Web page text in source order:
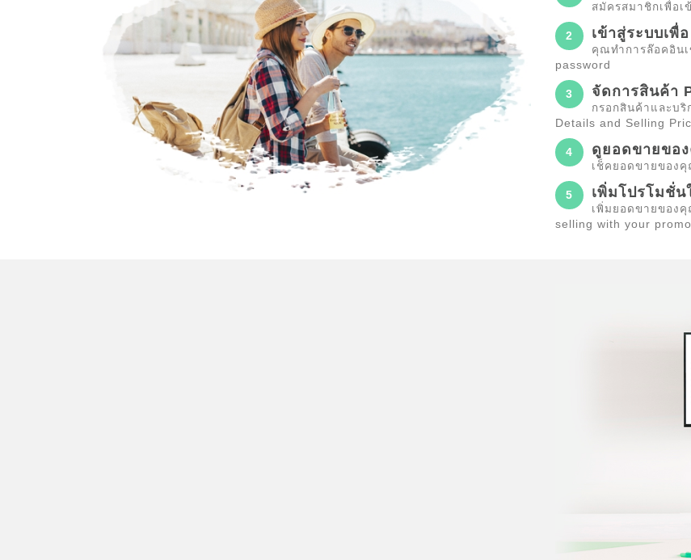
สมัครสมาชิกเพื่่อ
2 เข้าสู่ระบบเพื่
คุณทำการล๊อคอิน
password
3 จัดการสินค้า
กรอกสินค้าและบ
Details and Selling
4 ดูยอดขายขอ
เช็คยอดขายของ
5 เพิ่มโปรโมชั่
เพิ่มยอดขายของ
selling with your